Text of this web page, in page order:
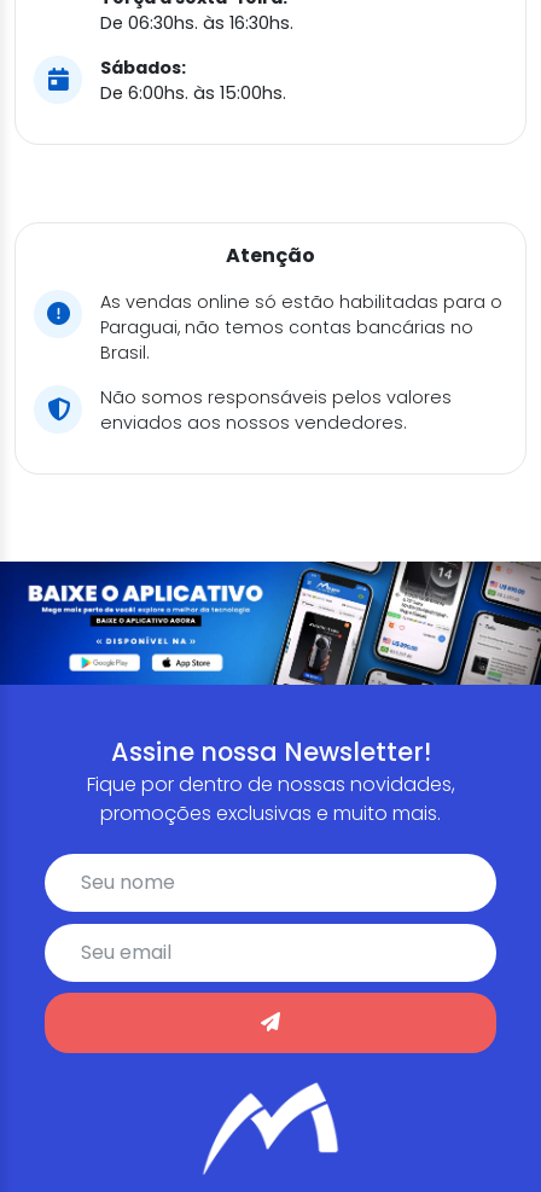
De 06:30hs. às 16:30hs.
Sábados:
De 6:00hs. às 15:00hs.
Atenção
As vendas online só estão habilitadas para o
Paraguai, não temos contas bancárias no
Brasil.
Não somos responsáveis pelos valores
enviados aos nossos vendedores.
Assine nossa Newsletter!
Fique por dentro de nossas novidades,
promoções exclusivas e muito mais.